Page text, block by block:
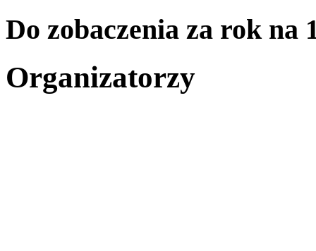
Do zobaczenia za rok na
Organizatorzy